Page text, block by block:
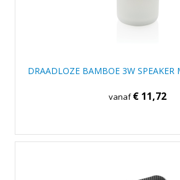
DRAADLOZE BAMBOE 3W SPEAKER
vanaf€ 11,72